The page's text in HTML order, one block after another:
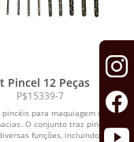
Pincel 12 Peças
P$15339-7
pincéis para maquiagem com
O conjunto traz pincéis
funções, incluindo: